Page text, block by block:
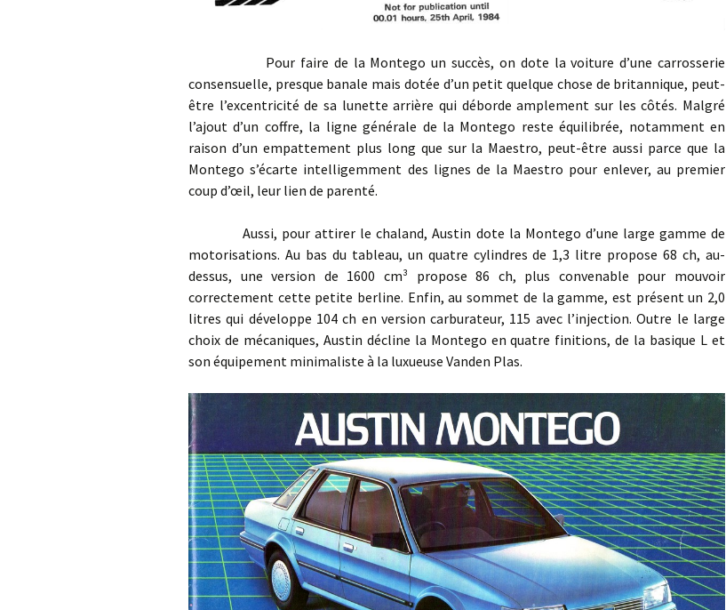
Pour faire de la Montego un succès, on dote la voiture d’une carrosserie
consensuelle, presque banale mais dotée d’un petit quelque chose de britannique, peut-
être l’excentricité de sa lunette arrière qui déborde amplement sur les côtés. Malgré
l’ajout d’un coffre, la ligne générale de la Montego reste équilibrée, notamment en
raison d’un empattement plus long que sur la Maestro, peut-être aussi parce que la
Montego s’écarte intelligemment des lignes de la Maestro pour enlever, au premier
coup d’œil, leur lien de parenté.
Aussi, pour attirer le chaland, Austin dote la Montego d’une large gamme de
motorisations. Au bas du tableau, un quatre cylindres de 1,3 litre propose 68 ch, au-
dessus, une version de 1600 cm³ propose 86 ch, plus convenable pour mouvoir
correctement cette petite berline. Enfin, au sommet de la gamme, est présent un 2,0
litres qui développe 104 ch en version carburateur, 115 avec l’injection. Outre le large
choix de mécaniques, Austin décline la Montego en quatre finitions, de la basique L et
son équipement minimaliste à la luxueuse Vanden Plas.